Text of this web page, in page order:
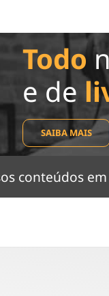
Todo
e de
SAIBA MAIS
conteúdos em